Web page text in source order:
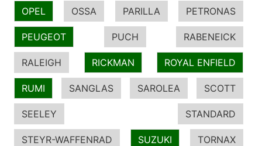
OPEL OSSA PARILLA PETRONAS
PEUGEOT PUCH RABENEICK
RALEIGH RICKMAN ROYAL ENFIELD
RUMI SANGLAS SAROLEA SCOTT
SEELEY STANDARD
STEYR-WAFFENRAD SUZUKI TORNAX